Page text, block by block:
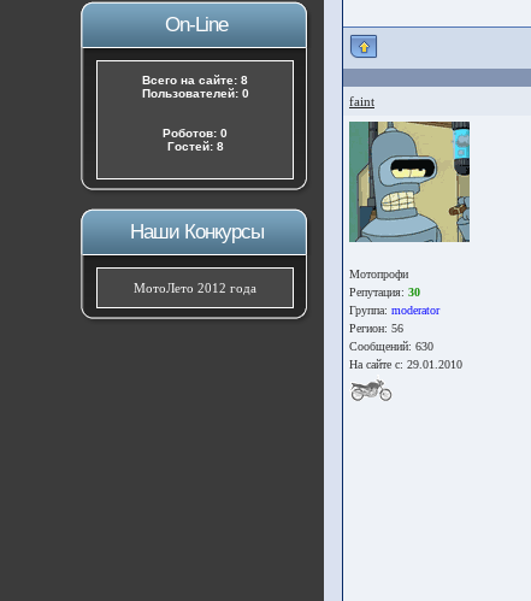
On-Line
Всего на сайте: 8
Пользователей: 0
Роботов: 0
Гостей: 8
Наши Конкурсы
МотоЛето 2012 года
faint
Мотопрофи
Репутация: 30
Группа: moderator
Регион: 56
Сообщений: 630
На сайте с: 29.01.2010